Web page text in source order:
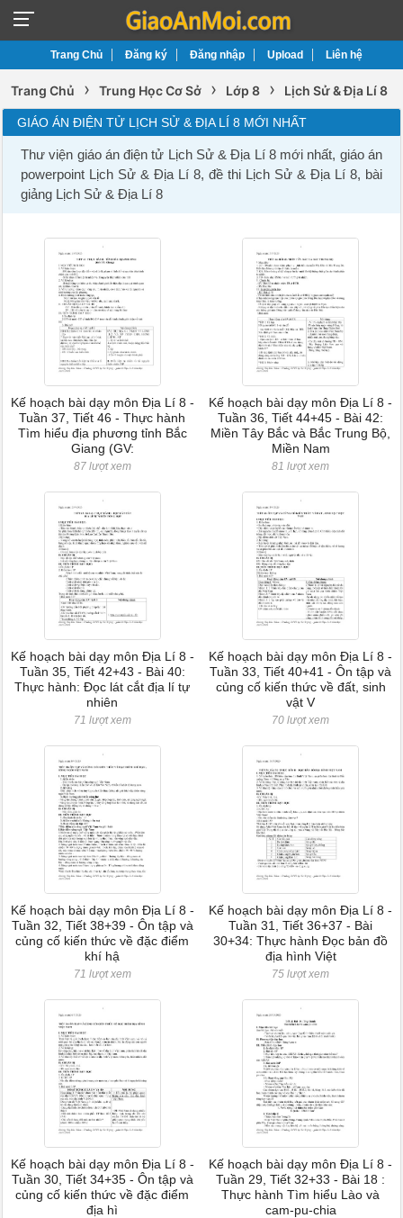
Trang Chủ Đăng ký Đăng nhập Upload Liên hệ
Trang Chủ › Trung Học Cơ Sở › Lớp 8 › Lịch Sử & Địa Lí 8
GIÁO ÁN ĐIỆN TỬ LỊCH SỬ & ĐỊA LÍ 8 MỚI NHẤT
Thư viện giáo án điện tử Lịch Sử & Địa Lí 8 mới nhất, giáo án
powerpoint Lịch Sử & Địa Lí 8, đề thi Lịch Sử & Địa Lí 8, bài
giảng Lịch Sử & Địa Lí 8
Kế hoạch bài dạy môn Địa Lí 8 -
Tuần 37, Tiết 46 - Thực hành
Tìm hiểu địa phương tỉnh Bắc
Giang (GV:
87 lượt xem
Kế hoạch bài dạy môn Địa Lí 8 -
Tuần 36, Tiết 44+45 - Bài 42:
Miền Tây Bắc và Bắc Trung Bộ,
Miền Nam
81 lượt xem
Kế hoạch bài dạy môn Địa Lí 8 -
Tuần 35, Tiết 42+43 - Bài 40:
Thực hành: Đọc lát cắt địa lí tự
nhiên
71 lượt xem
Kế hoạch bài dạy môn Địa Lí 8 -
Tuần 33, Tiết 40+41 - Ôn tập và
củng cố kiến thức về đất, sinh
vật V
70 lượt xem
Kế hoạch bài dạy môn Địa Lí 8 -
Tuần 32, Tiết 38+39 - Ôn tập và
củng cố kiến thức về đặc điểm
khí hậ
71 lượt xem
Kế hoạch bài dạy môn Địa Lí 8 -
Tuần 31, Tiết 36+37 - Bài
30+34: Thực hành Đọc bản đồ
địa hình Việt
75 lượt xem
Kế hoạch bài dạy môn Địa Lí 8 -
Tuần 30, Tiết 34+35 - Ôn tập và
củng cố kiến thức về đặc điểm
địa hì
Kế hoạch bài dạy môn Địa Lí 8 -
Tuần 29, Tiết 32+33 - Bài 18 :
Thực hành Tìm hiểu Lào và
cam-pu-chia